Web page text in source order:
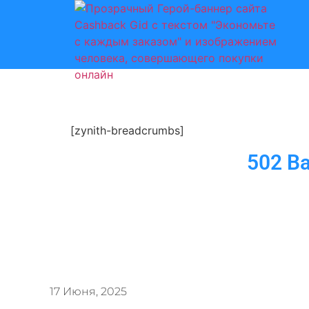
[zynith-breadcrumbs]
502
17 Июня, 2025